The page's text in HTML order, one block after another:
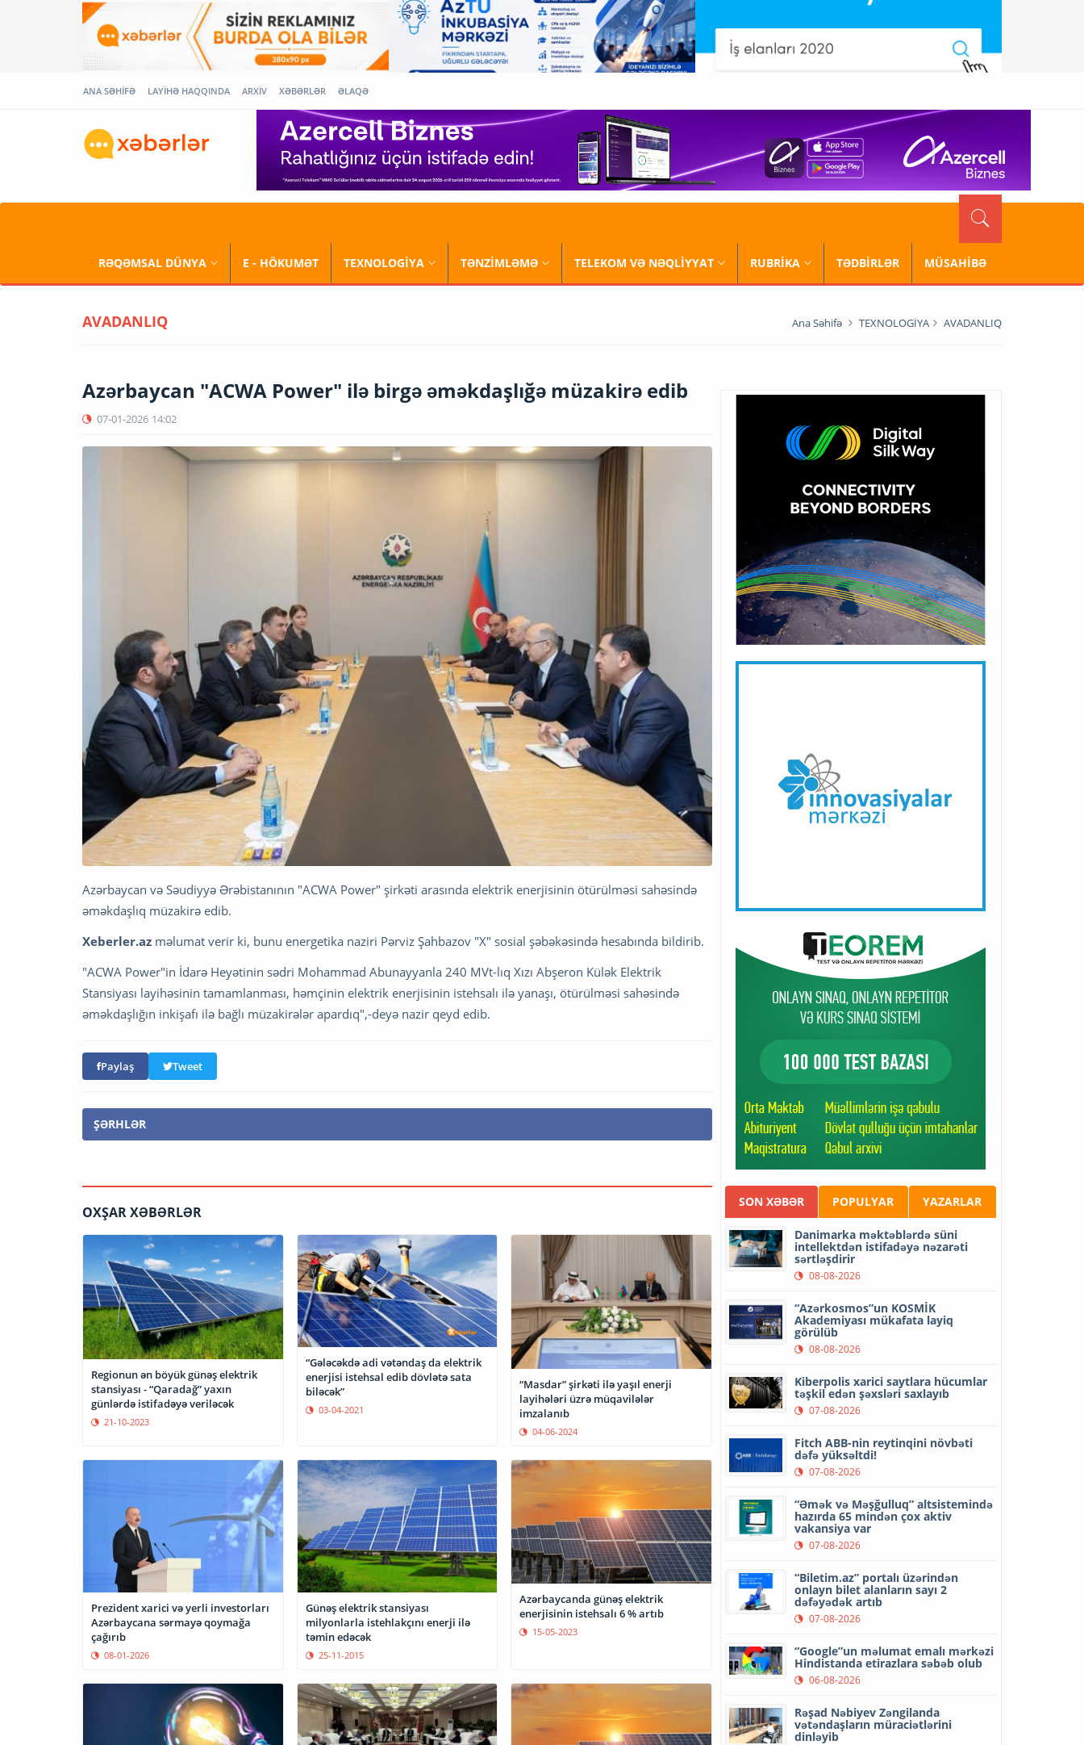
ANA SƏHİFƏ LAYİHƏ HAQQINDA ARXİV XƏBƏRLƏR ƏLAQƏ
RƏQƏMSAL DÜNYA E - HÖKUMƏT TEXNOLOGİYA TƏNZİMLƏMƏ TELEKOM VƏ NƏQLİYYAT RUBRİKA TƏDBİRLƏR MÜSAHİBƏ
AVADANLIQ Ana Səhifə TEXNOLOGİYA AVADANLIQ
Azərbaycan "ACWA Power" ilə birgə əməkdaşlığə müzakirə edib
07-01-2026 14:02
Azərbaycan və Səudiyyə Ərəbistanının "ACWA Power" şirkəti arasında elektrik enerjisinin ötürülməsi sahəsində
əməkdaşlıq müzakirə edib.
Xeberler.az məlumat verir ki, bunu energetika naziri Pərviz Şahbazov "X" sosial şəbəkəsində hesabında bildirib.
"ACWA Power"in İdarə Heyətinin sədri Mohammad Abunayyanla 240 MVt-lıq Xızı Abşeron Külək Elektrik
Stansiyası layihəsinin tamamlanması, həmçinin elektrik enerjisinin istehsalı ilə yanaşı, ötürülməsi sahəsində
əməkdaşlığın inkişafı ilə bağlı müzakirələr apardıq",-deyə nazir qeyd edib.
Paylaş Tweet
ŞƏRHLƏR
OXŞAR XƏBƏRLƏR
Regionun ən böyük günəş elektrik
stansiyası - “Qaradağ” yaxın
günlərdə istifadəyə veriləcək
21-10-2023
“Gələcəkdə adi vətəndaş da elektrik
enerjisi istehsal edib dövlətə sata
biləcək”
03-04-2021
“Masdar” şirkəti ilə yaşıl enerji
layihələri üzrə müqavilələr
imzalanıb
04-06-2024
Prezident xarici və yerli investorları
Azərbaycana sərmayə qoymağa
çağırıb
08-01-2026
Günəş elektrik stansiyası
milyonlarla istehlakçını enerji ilə
təmin edəcək
25-11-2015
Azərbaycanda günəş elektrik
enerjisinin istehsalı 6 % artıb
15-05-2023
SON XƏBƏR POPULYAR YAZARLAR
Danimarka məktəblərdə süni
intellektdən istifadəyə nəzarəti
sərtləşdirir
08-08-2026
“Azərkosmos”un KOSMİK
Akademiyası mükafata layiq
görülüb
08-08-2026
Kiberpolis xarici saytlara hücumlar
təşkil edən şəxsləri saxlayıb
07-08-2026
Fitch ABB-nin reytinqini növbəti
dəfə yüksəltdi!
07-08-2026
“Əmək və Məşğulluq” altsistemində
hazırda 65 mindən çox aktiv
vakansiya var
07-08-2026
“Biletim.az” portalı üzərindən
onlayn bilet alanların sayı 2
dəfəyədək artıb
07-08-2026
“Google”un məlumat emalı mərkəzi
Hindistanda etirazlara səbəb olub
06-08-2026
Rəşad Nəbiyev Zəngilanda
vətəndaşların müraciətlərini
dinləyib